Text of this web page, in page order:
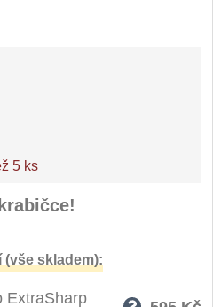
5 ks
skladem):
ExtraSharp